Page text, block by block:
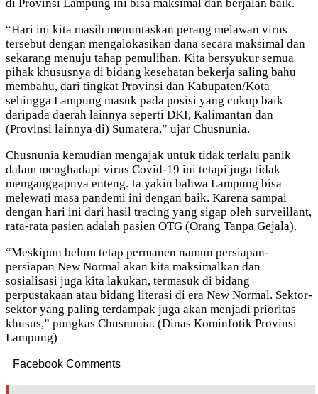
di Provinsi Lampung ini bisa maksimal dan berjalan baik.
“Hari ini kita masih menuntaskan perang melawan virus
tersebut dengan mengalokasikan dana secara maksimal dan
sekarang menuju tahap pemulihan. Kita bersyukur semua
pihak khususnya di bidang kesehatan bekerja saling bahu
membahu, dari tingkat Provinsi dan Kabupaten/Kota
sehingga Lampung masuk pada posisi yang cukup baik
daripada daerah lainnya seperti DKI, Kalimantan dan
(Provinsi lainnya di) Sumatera,” ujar Chusnunia.
Chusnunia kemudian mengajak untuk tidak terlalu panik
dalam menghadapi virus Covid-19 ini tetapi juga tidak
menganggapnya enteng. Ia yakin bahwa Lampung bisa
melewati masa pandemi ini dengan baik. Karena sampai
dengan hari ini dari hasil tracing yang sigap oleh surveillant,
rata-rata pasien adalah pasien OTG (Orang Tanpa Gejala).
“Meskipun belum tetap permanen namun persiapan-
persiapan New Normal akan kita maksimalkan dan
sosialisasi juga kita lakukan, termasuk di bidang
perpustakaan atau bidang literasi di era New Normal. Sektor-
sektor yang paling terdampak juga akan menjadi prioritas
khusus,” pungkas Chusnunia. (Dinas Kominfotik Provinsi
Lampung)
Facebook Comments